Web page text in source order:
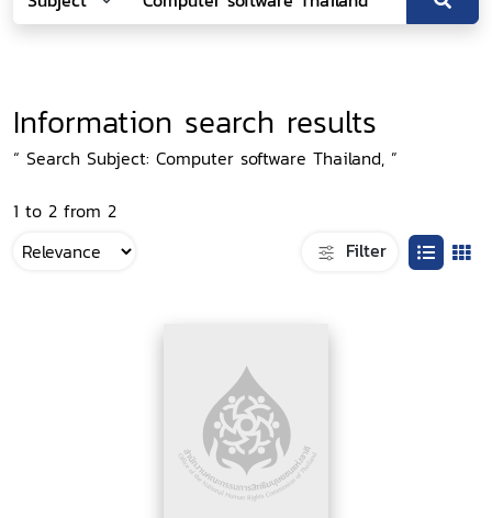
Information search results
“ Search Subject: Computer software Thailand, ”
1 to 2 from 2
Filter